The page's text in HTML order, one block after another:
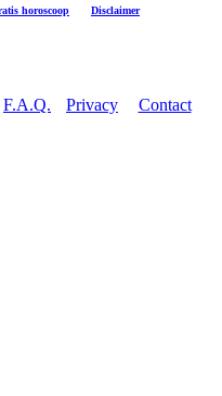
horoscoop Disclaimer
F.A.Q. Privacy Contact